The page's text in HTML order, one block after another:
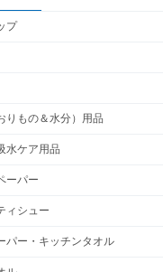
プ
りもの＆水分）用品
水ケア用品
ーパー
ィシュー
パー・キッチンタオル